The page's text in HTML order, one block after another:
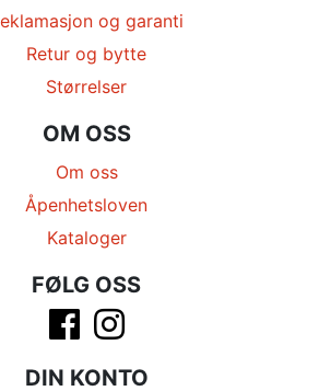
og garanti
Retur og bytte
Størrelser
OM OSS
Om oss
Åpenhetsloven
Kataloger
FØLG OSS
DIN KONTO